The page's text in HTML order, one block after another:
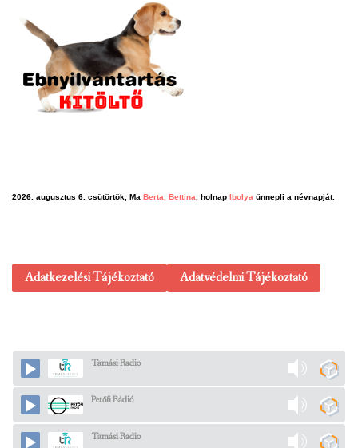
2026. augusztus 6. csütörtök, Ma Berta, Bettina , holnap Ibolya ünnepli a névnapját.
Adatkezelési Tájékoztató Adatvédelmi Tájékoztató
Tamási Radio
Petőfi Rádió
Tamási Radio